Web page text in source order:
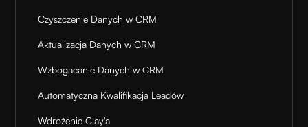
Czyszczenie Danych w CRM
Aktualizacja Danych w CRM
Wzbogacanie Danych w CRM
Automatyczna Kwalifikacja Leadów
Wdrożenie Clay'a